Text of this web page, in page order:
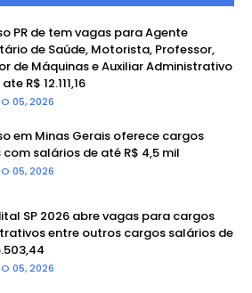
PR de tem vagas para Agente
de Saúde, Motorista, Professor,
de Máquinas e Auxiliar Administrativo
R$ 12.111,16
05, 2026
em Minas Gerais oferece cargos
salários de até R$ 4,5 mil
05, 2026
SP 2026 abre vagas para cargos
entre outros cargos salários de
05, 2026